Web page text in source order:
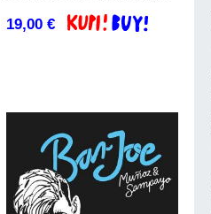
19,00 € Dodaj v košarico